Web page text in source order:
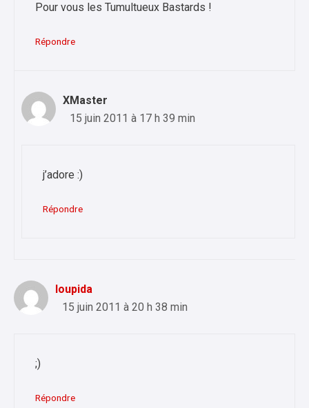
Pour vous les Tumultueux Bastards !
Répondre
XMaster
15 juin 2011 à 17 h 39 min
j’adore :)
Répondre
loupida
15 juin 2011 à 20 h 38 min
;)
Répondre